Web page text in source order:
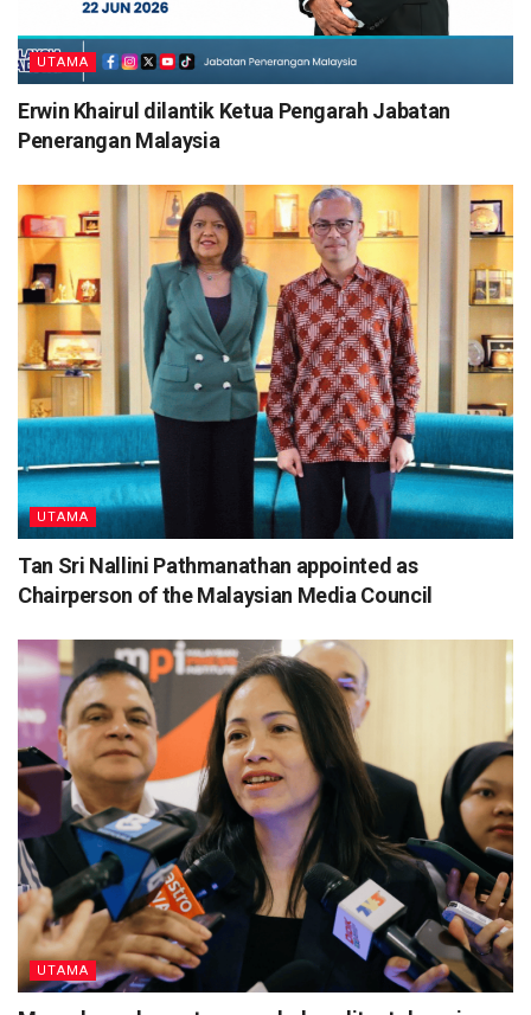
UTAMA
Erwin Khairul dilantik Ketua Pengarah Jabatan
Penerangan Malaysia
UTAMA
Tan Sri Nallini Pathmanathan appointed as
Chairperson of the Malaysian Media Council
UTAMA